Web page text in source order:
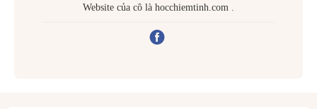
Website của cô là hocchiemtinh.com .